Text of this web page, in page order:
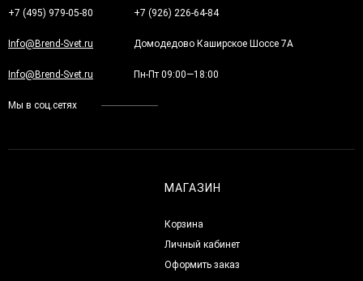
+7 (495) 979-05-80 +7 (926) 226-64-84
Info@Brend-Svet.ru Домодедово Каширское Шоссе 7А
Info@Brend-Svet.ru Пн-Пт 09:00—18:00
Мы в соц.сетях
МАГАЗИН
Корзина
Личный кабинет
Оформить заказ